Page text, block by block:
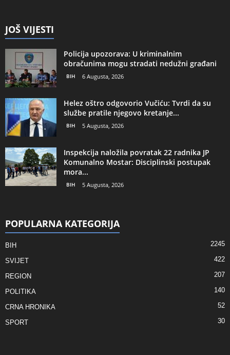
JOŠ VIJESTI
Policija upozorava: U kriminalnim
obračunima mogu stradati nedužni građani
BIH 6 Augusta, 2026
Helez oštro odgovorio Vučiću: Tvrdi da su
službe pratile njegovo kretanje...
BIH 5 Augusta, 2026
Inspekcija naložila povratak 22 radnika JP
Komunalno Mostar: Disciplinski postupak
mora...
BIH 5 Augusta, 2026
POPULARNA KATEGORIJA
BIH 2245
SVIJET 422
REGION 207
POLITIKA 140
CRNA HRONIKA 52
SPORT 30